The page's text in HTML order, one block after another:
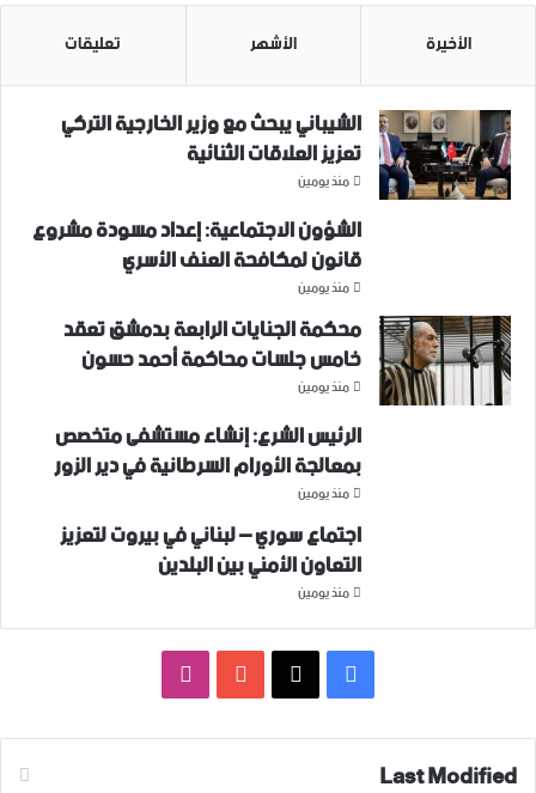
الأخيرة الأشهر تعليقات
الشيباني يبحث مع وزير الخارجية التركي
تعزيز العلاقات الثنائية
منذ يومين
الشؤون الاجتماعية: إعداد مسودة مشروع
قانون لمكافحة العنف الأسري ‏
منذ يومين
محكمة الجنايات الرابعة بدمشق تعقد
خامس جلسات محاكمة أحمد حسون
منذ يومين
الرئيس الشرع: إنشاء ‌‏مستشفى متخصص
بمعالجة الأورام السرطانية في دير الزور
منذ يومين
اجتماع سوري – لبناني في بيروت لتعزيز
التعاون ‏الأمني ‏بين البلدين
منذ يومين
فيسبوك ‫YouTube
Last Modified